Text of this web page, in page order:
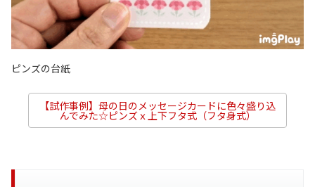
ピンズの台紙
【試作事例】母の日のメッセージカードに色々盛り込
んでみた☆ピンズｘ上下フタ式（フタ身式）